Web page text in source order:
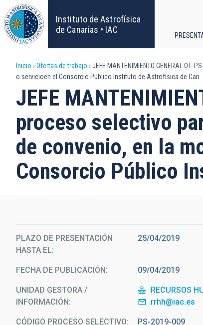
Pasar
al
contenido
principal
Instituto de Astrofísica
de Canarias • IAC
Sobrescribir
enlaces
de
ayuda
a
la
Inicio Ofertas de trabajo
JEFE MANTENIMIENTO GENERAL
o servicioen el Consorcio Público Instituto de Astrofísica de Can
JEFE
proceso selectivo
de convenio, en la
Consorcio Público
PLAZO DE PRESENTACIÓN
HASTA EL
25/04/2019
FECHA DE PUBLICACIÓN 09/04/2019
UNIDAD GESTORA /
INFORMACIÓN
RECURSOS
rrhh@iac.es
CÓDIGO PROCESO SELECTIVO PS-2019-009